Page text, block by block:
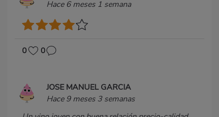
Hace 6 meses 1 semana
0 0
JOSE MANUEL GARCIA
Hace 9 meses 3 semanas